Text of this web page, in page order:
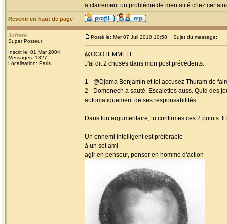
a clairement un problème de mentalité chez
Revenir en haut de page
Jofrere
Super Posteur
Inscrit le: 01 Mar 2004
Messages: 1327
Localisation: Paris
Posté le: Mer 07 Juil 2010 10:58 Sujet du message:
@OGOTEMMELI
J'ai dit 2 choses dans mon post précédents:
1 - @Djama Benjamin et toi accusez Thuram de
2 - Domenech a sauté, Escalettes auss. Quid des
automatiquement de ses responsabilités.
Dans ton argumentaire, tu confirmes ces 2 points.
Un ennemi intelligent est préférable
à un sot ami
agir en penseur, penser en homme d'action